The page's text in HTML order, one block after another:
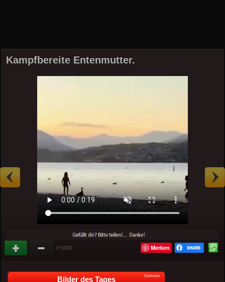
Kampfbereite Entenmutter.
(+193) Merken
Bilder des Tages Startseite